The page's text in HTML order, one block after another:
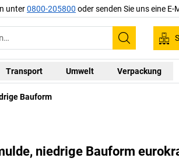
unter0800-205800 oder senden Sie uns eine E-
Suchen
Transport Umwelt Verpackung
Bauform
niedrige Bauform